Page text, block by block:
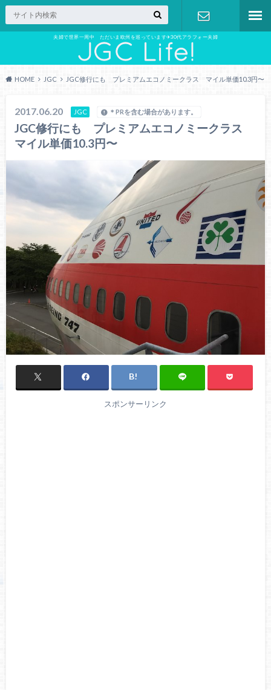
夫婦で世界一周中 ただいま欧州を巡っています✈︎30代アラフォー夫婦
お問い合わ
HOME JGC JGC修行にも プレミアムエコノミークラス マイル単価10.3円〜
2017.06.20 JGC ＊PRを含む場合があります。
JGC修行にも プレミアムエコノミークラス
マイル単価10.3円〜
スポンサーリンク